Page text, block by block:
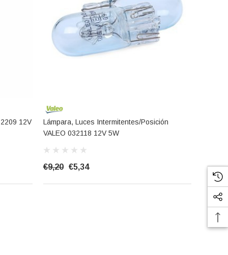
12V
Lámpara, Luces Intermitentes/posición
VALEO 032118 12V 5W
€9,20 €5,34